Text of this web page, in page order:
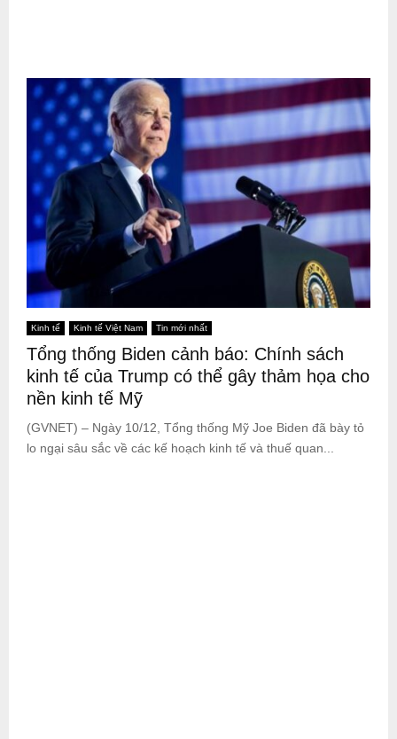
Kinh tế Kinh tế Việt Nam Tin mới nhất
Tổng thống Biden cảnh báo: Chính sách
kinh tế của Trump có thể gây thảm họa cho
nền kinh tế Mỹ
(GVNET) – Ngày 10/12, Tổng thống Mỹ Joe Biden đã bày tỏ
lo ngại sâu sắc về các kế hoạch kinh tế và thuế quan...